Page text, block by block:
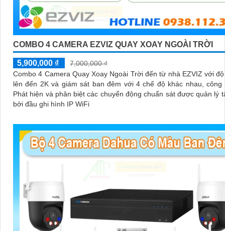
COMBO 4 CAMERA EZVIZ QUAY XOAY NGOÀI TRỜI
5,900,000 ₫
7,000,000 ₫
Combo 4 Camera Quay Xoay Ngoài Trời đến từ nhà EZVIZ với
lên đến 2K và giám sát ban đêm với 4 chế độ khác nhau, công
Phát hiện và phân biệt các chuyển động chuẩn sát được quản lý
bởi đầu ghi hình IP WiFi